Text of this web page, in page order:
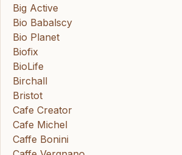
Big Active
Bio Babalscy
Bio Planet
Biofix
BioLife
Birchall
Bristot
Cafe Creator
Cafe Michel
Caffe Bonini